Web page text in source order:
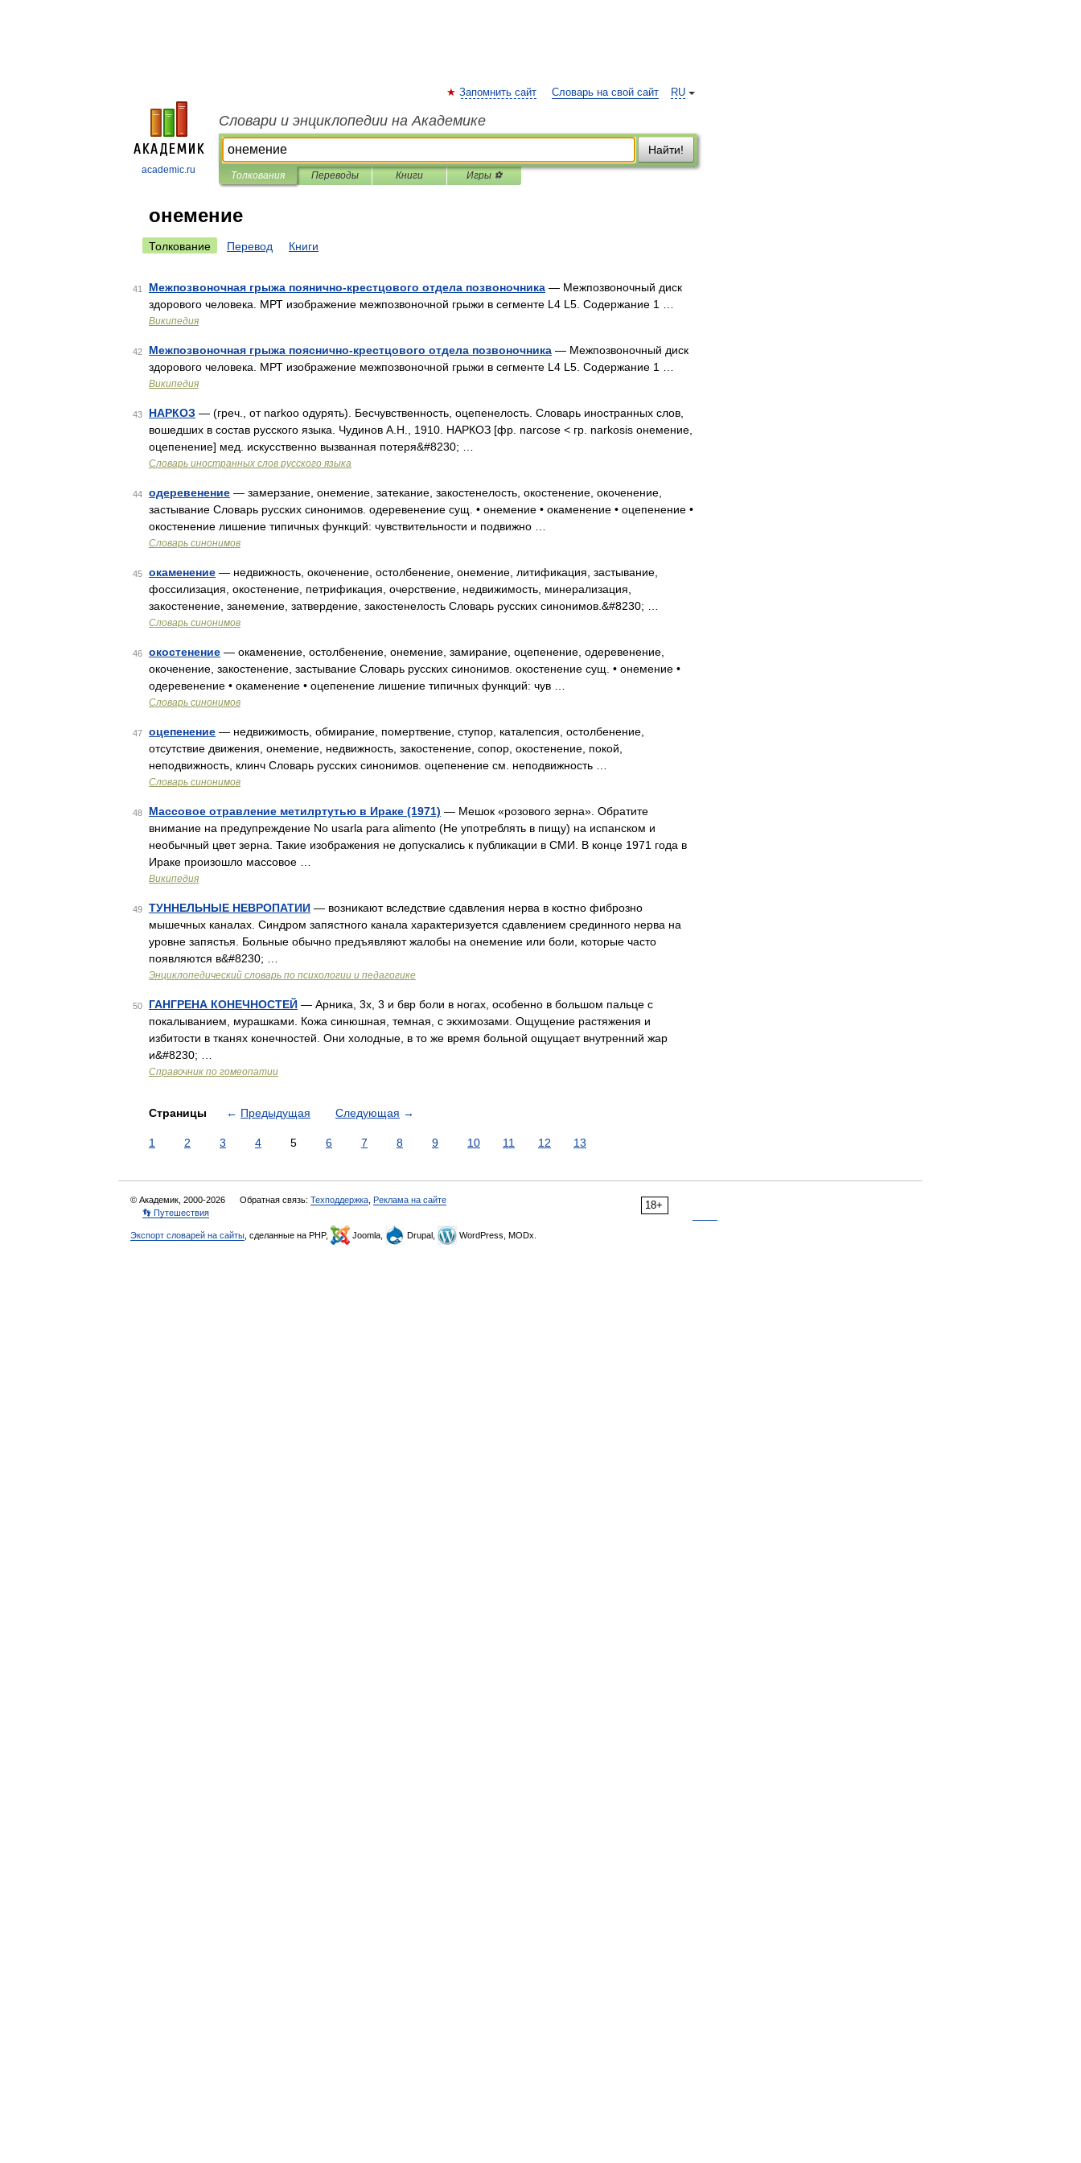
academic.ru
RU
Запомнить сайт Словарь на свой сайт
Словари и энциклопедии на Академике
Найти!
Толкования Переводы Книги Игры ⚽
онемение
Толкование Перевод Книги
41 Межпозвоночная грыжа поянично-крестцового отдела позвоночника — Межпозвоночный диск
здорового человека. МРТ изображение межпозвоночной грыжи в сегменте L4 L5. Содержание 1 …
Википедия
42 Межпозвоночная грыжа пояснично-крестцового отдела позвоночника — Межпозвоночный диск
здорового человека. МРТ изображение межпозвоночной грыжи в сегменте L4 L5. Содержание 1 …
Википедия
43 НАРКОЗ — (греч., от narkoo одурять). Бесчувственность, оцепенелость. Словарь иностранных слов,
вошедших в состав русского языка. Чудинов А.Н., 1910. НАРКОЗ [фр. narcose < гр. narkosis онемение,
оцепенение] мед. искусственно вызванная потеря&#8230; …
Словарь иностранных слов русского языка
44 одеревенение — замерзание, онемение, затекание, закостенелость, окостенение, окоченение,
застывание Словарь русских синонимов. одеревенение сущ. • онемение • окаменение • оцепенение •
окостенение лишение типичных функций: чувствительности и подвижно …
Словарь синонимов
45 окаменение — недвижность, окоченение, остолбенение, онемение, литификация, застывание,
фоссилизация, окостенение, петрификация, очерствение, недвижимость, минерализация,
закостенение, занемение, затвердение, закостенелость Словарь русских синонимов.&#8230; …
Словарь синонимов
46 окостенение — окаменение, остолбенение, онемение, замирание, оцепенение, одеревенение,
окоченение, закостенение, застывание Словарь русских синонимов. окостенение сущ. • онемение •
одеревенение • окаменение • оцепенение лишение типичных функций: чув …
Словарь синонимов
47 оцепенение — недвижимость, обмирание, помертвение, ступор, каталепсия, остолбенение,
отсутствие движения, онемение, недвижность, закостенение, сопор, окостенение, покой,
неподвижность, клинч Словарь русских синонимов. оцепенение см. неподвижность …
Словарь синонимов
48 Массовое отравление метилртутью в Ираке (1971) — Мешок «розового зерна». Обратите
внимание на предупреждение No usarla para alimento (Не употреблять в пищу) на испанском и
необычный цвет зерна. Такие изображения не допускались к публикации в СМИ. В конце 1971 года в
Ираке произошло массовое …
Википедия
49 ТУННЕЛЬНЫЕ НЕВРОПАТИИ — возникают вследствие сдавления нерва в костно фиброзно
мышечных каналах. Синдром запястного канала характеризуется сдавлением срединного нерва на
уровне запястья. Больные обычно предъявляют жалобы на онемение или боли, которые часто
появляются в&#8230; …
Энциклопедический словарь по психологии и педагогике
50 ГАНГРЕНА КОНЕЧНОСТЕЙ — Арника, 3х, 3 и бвр боли в ногах, особенно в большом пальце с
покалыванием, мурашками. Кожа синюшная, темная, с экхимозами. Ощущение растяжения и
избитости в тканях конечностей. Они холодные, в то же время больной ощущает внутренний жар
и&#8230; …
Справочник по гомеопатии
Страницы ← Предыдущая Следующая →
1 2 3 4 5 6 7 8 9 10 11 12 13
18+
© Академик, 2000-2026 Обратная связь: Техподдержка Реклама на сайте
👣 Путешествия
Экспорт словарей на сайты , сделанные на PHP, Joomla, Drupal, WordPress, MODx.